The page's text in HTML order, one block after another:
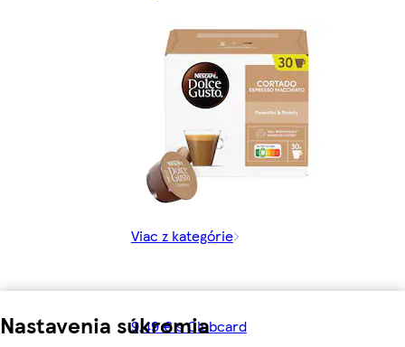
Nastavenia súkromia
Viac z kategórie
9,49 € s Clubcard